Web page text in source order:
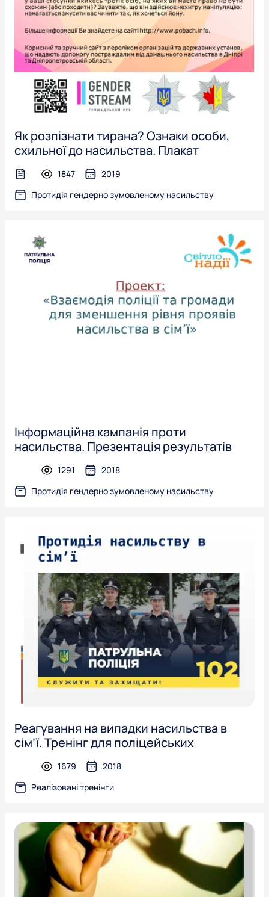
Як розпізнати тирана? Ознаки особи,
схильної до насильства. Плакат
text-file1847
2019
Протидія гендерно зумовленому насильству
Інформаційна кампанія проти
насильства. Презентація результатів
presentation
1291
2018
Протидія гендерно зумовленому насильству
Реагування на випадки насильства в
сім’ї. Тренінг для поліцейських
presentation
1679
2018
Реалізовані тренінги